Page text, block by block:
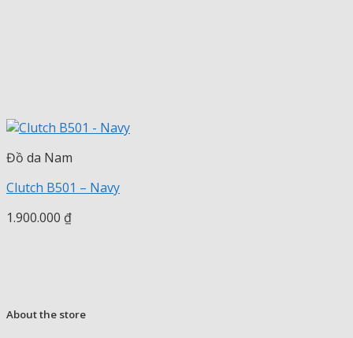
Đồ da Nam
Clutch B501 – Navy
1.900.000 ₫
About the store